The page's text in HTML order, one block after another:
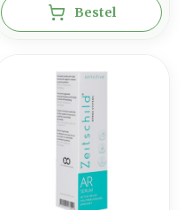
Bestel